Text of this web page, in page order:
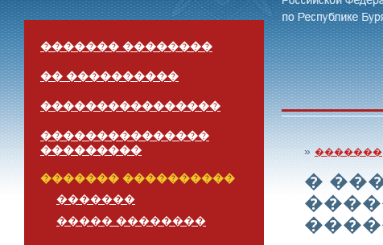
������� ��������
�� ����������
����������������
���������������
���������
������� ����������
�������
����� ��������
» �������
�